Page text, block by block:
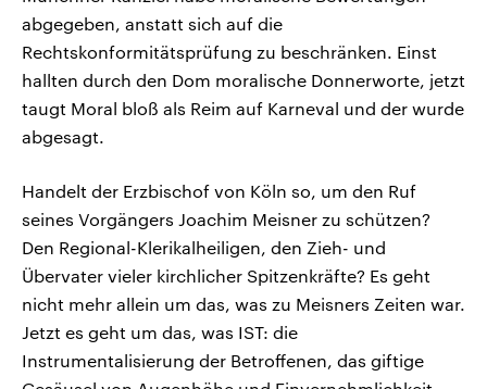
abgegeben, anstatt sich auf die
Rechtskonformitätsprüfung zu beschränken. Einst
hallten durch den Dom moralische Donnerworte, jetzt
taugt Moral bloß als Reim auf Karneval und der wurde
abgesagt.
Handelt der Erzbischof von Köln so, um den Ruf
seines Vorgängers Joachim Meisner zu schützen?
Den Regional-Klerikalheiligen, den Zieh- und
Übervater vieler kirchlicher Spitzenkräfte? Es geht
nicht mehr allein um das, was zu Meisners Zeiten war.
Jetzt es geht um das, was IST: die
Instrumentalisierung der Betroffenen, das giftige